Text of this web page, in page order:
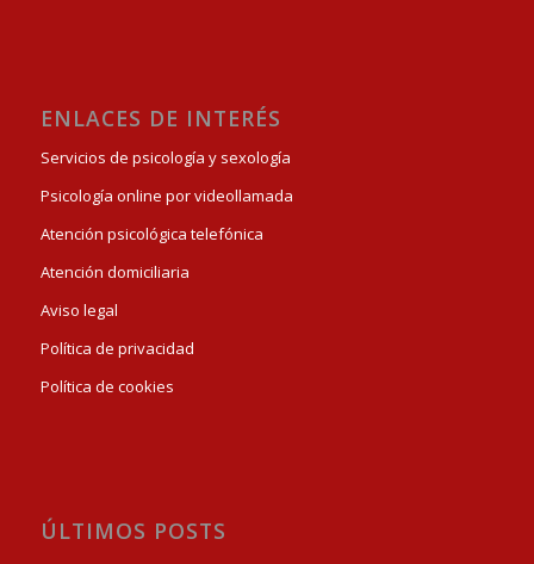
ENLACES DE INTERÉS
Servicios de psicología y sexología
Psicología online por videollamada
Atención psicológica telefónica
Atención domiciliaria
Aviso legal
Política de privacidad
Política de cookies
ÚLTIMOS POSTS